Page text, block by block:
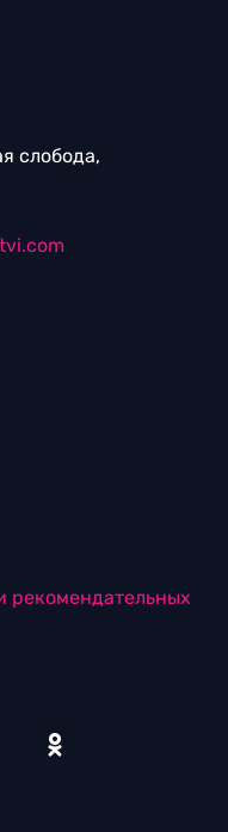
слобода,
рекомендательных